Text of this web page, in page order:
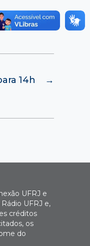
→
14h
UFRJ e
UFRJ e,
créditos
os
do